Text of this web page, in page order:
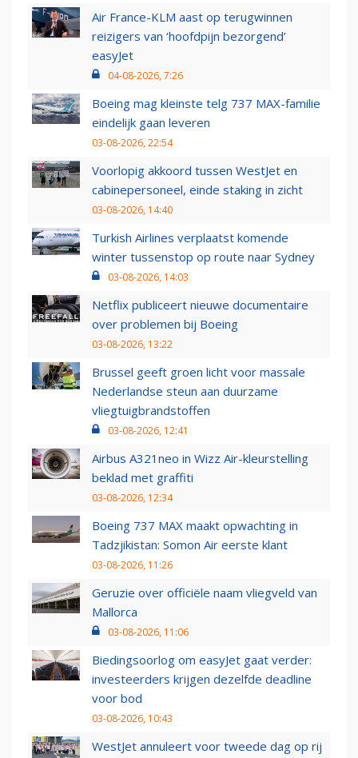
Air France-KLM aast op terugwinnen
reizigers van ‘hoofdpijn bezorgend’
easyJet
04-08-2026, 7:26
Boeing mag kleinste telg 737 MAX-familie
eindelijk gaan leveren
03-08-2026, 22:54
Voorlopig akkoord tussen WestJet en
cabinepersoneel, einde staking in zicht
03-08-2026, 14:40
Turkish Airlines verplaatst komende
winter tussenstop op route naar Sydney
03-08-2026, 14:03
Netflix publiceert nieuwe documentaire
over problemen bij Boeing
03-08-2026, 13:22
Brussel geeft groen licht voor massale
Nederlandse steun aan duurzame
vliegtuigbrandstoffen
03-08-2026, 12:41
Airbus A321neo in Wizz Air-kleurstelling
beklad met graffiti
03-08-2026, 12:34
Boeing 737 MAX maakt opwachting in
Tadzjikistan: Somon Air eerste klant
03-08-2026, 11:26
Geruzie over officiële naam vliegveld van
Mallorca
03-08-2026, 11:06
Biedingsoorlog om easyJet gaat verder:
investeerders krijgen dezelfde deadline
voor bod
03-08-2026, 10:43
WestJet annuleert voor tweede dag op rij